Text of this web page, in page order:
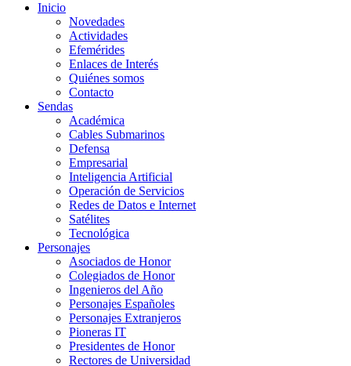
Inicio
Novedades
Actividades
Efemérides
Enlaces de Interés
Quiénes somos
Contacto
Sendas
Académica
Cables Submarinos
Defensa
Empresarial
Inteligencia Artificial
Operación de Servicios
Redes de Datos e Internet
Satélites
Tecnológica
Personajes
Asociados de Honor
Colegiados de Honor
Ingenieros del Año
Personajes Españoles
Personajes Extranjeros
Pioneras IT
Presidentes de Honor
Rectores de Universidad